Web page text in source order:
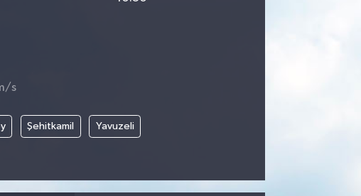
s
Şehitkamil Yavuzeli